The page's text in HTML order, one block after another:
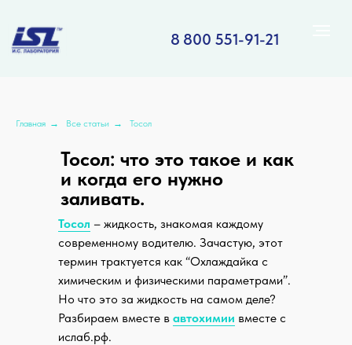
Главная → Все статьи → Тосол
Тосол: что это такое и как
и когда его нужно
заливать.
Тосол – жидкость, знакомая каждому
современному водителю. Зачастую, этот
термин трактуется как “Охлаждайка с
химическим и физическими параметрами”.
Но что это за жидкость на самом деле?
Разбираем вместе в автохимии вместе с
ислаб.рф.